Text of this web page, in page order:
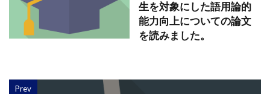
生を対象にした語用論的
能力向上についての論文
を読みました。
Prev